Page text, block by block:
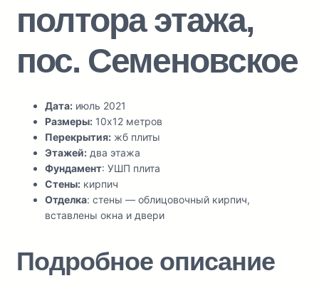
полтора этажа,
пос. Семеновское
Дата: июль 2021
Размеры: 10х12 метров
Перекрытия: жб плиты
Этажей: два этажа
Фундамент: УШП плита
Стены: кирпич
Отделка: стены — облицовочный кирпич,
вставлены окна и двери
Подробное описание